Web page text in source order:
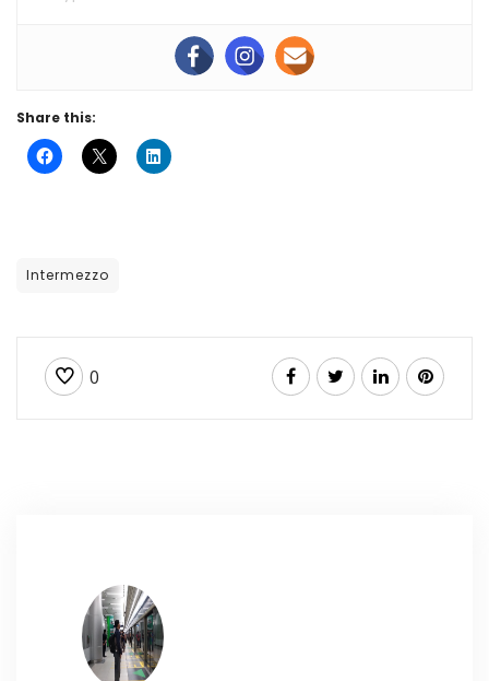
Share this:
Intermezzo
0